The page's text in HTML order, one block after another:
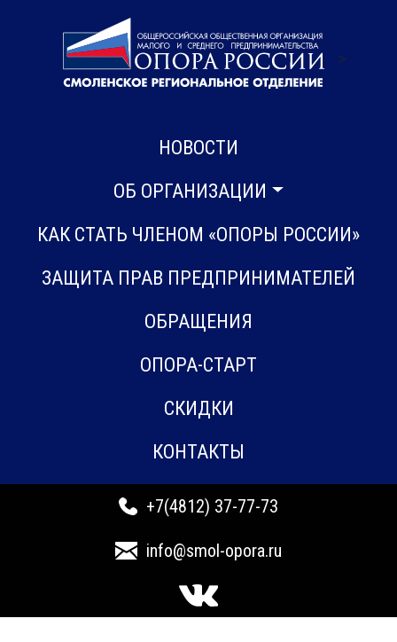
+7(4812) 37-77-73
info@smol-opora.ru
>
НОВОСТИ
ОБ ОРГАНИЗАЦИИ
КАК СТАТЬ ЧЛЕНОМ «ОПОРЫ РОССИИ»
ЗАЩИТА ПРАВ ПРЕДПРИНИМАТЕЛЕЙ
ОБРАЩЕНИЯ
ОПОРА-СТАРТ
СКИДКИ
КОНТАКТЫ